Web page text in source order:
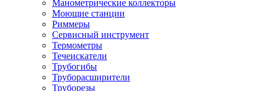
Манометрические коллекторы
Моющие станции
Риммеры
Сервисный инструмент
Термометры
Течеискатели
Трубогибы
Труборасширители
Труборезы